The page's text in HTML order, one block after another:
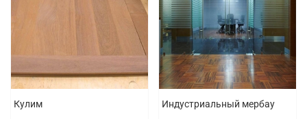
Кулим Индустриальный мербау